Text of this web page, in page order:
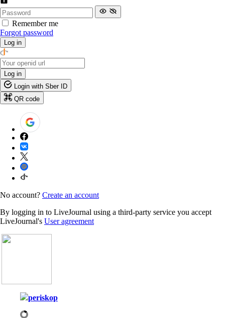
Remember me
Forgot password
Log in
Log in
Login with Sber ID
QR code
No account? Create an account
By logging in to LiveJournal using a third-party service you accept
LiveJournal's User agreement
periskop